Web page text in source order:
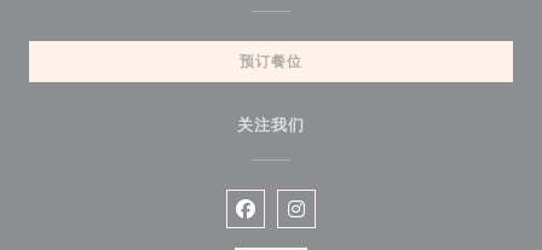
预订餐位
关注我们
Facebook ((在新窗口中打开))
Instagram ((在新窗口中打开))